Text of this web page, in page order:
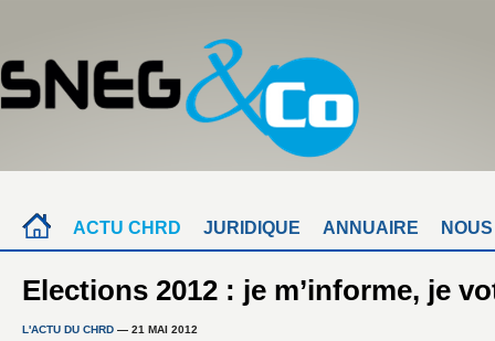
ACTU CHRD JURIDIQUE ANNUAIRE
Elections 2012 : je m’informe, je
L'ACTU DU CHRD — 21 MAI 2012